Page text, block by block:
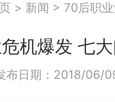
> 新闻 > 70后职
机爆发 七
布日期：2018/06/